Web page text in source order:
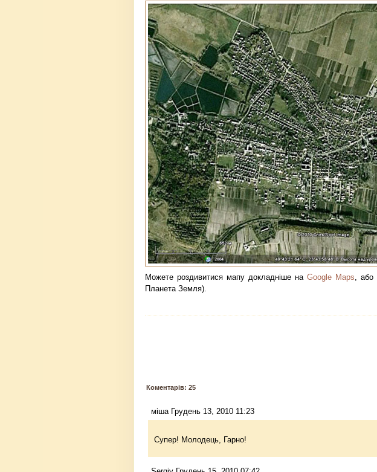
Можете роздивитися мапу докладніше на Google Maps, або
Планета Земля).
Коментарів: 25
міша Грудень 13, 2010 11:23
Супер! Молодець, Гарно!